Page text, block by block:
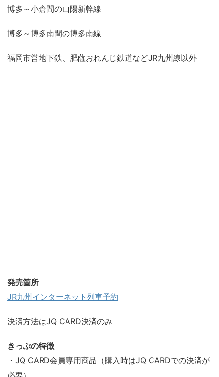
博多～小倉間の山陽新幹線
博多～博多南間の博多南線
福岡市営地下鉄、肥薩おれんじ鉄道などJR九州線以外
発売箇所
JR九州インターネット列車予約
決済方法はJQ CARD決済のみ
きっぷの特徴
・JQ CARD会員専用商品（購入時はJQ CARDでの決済が